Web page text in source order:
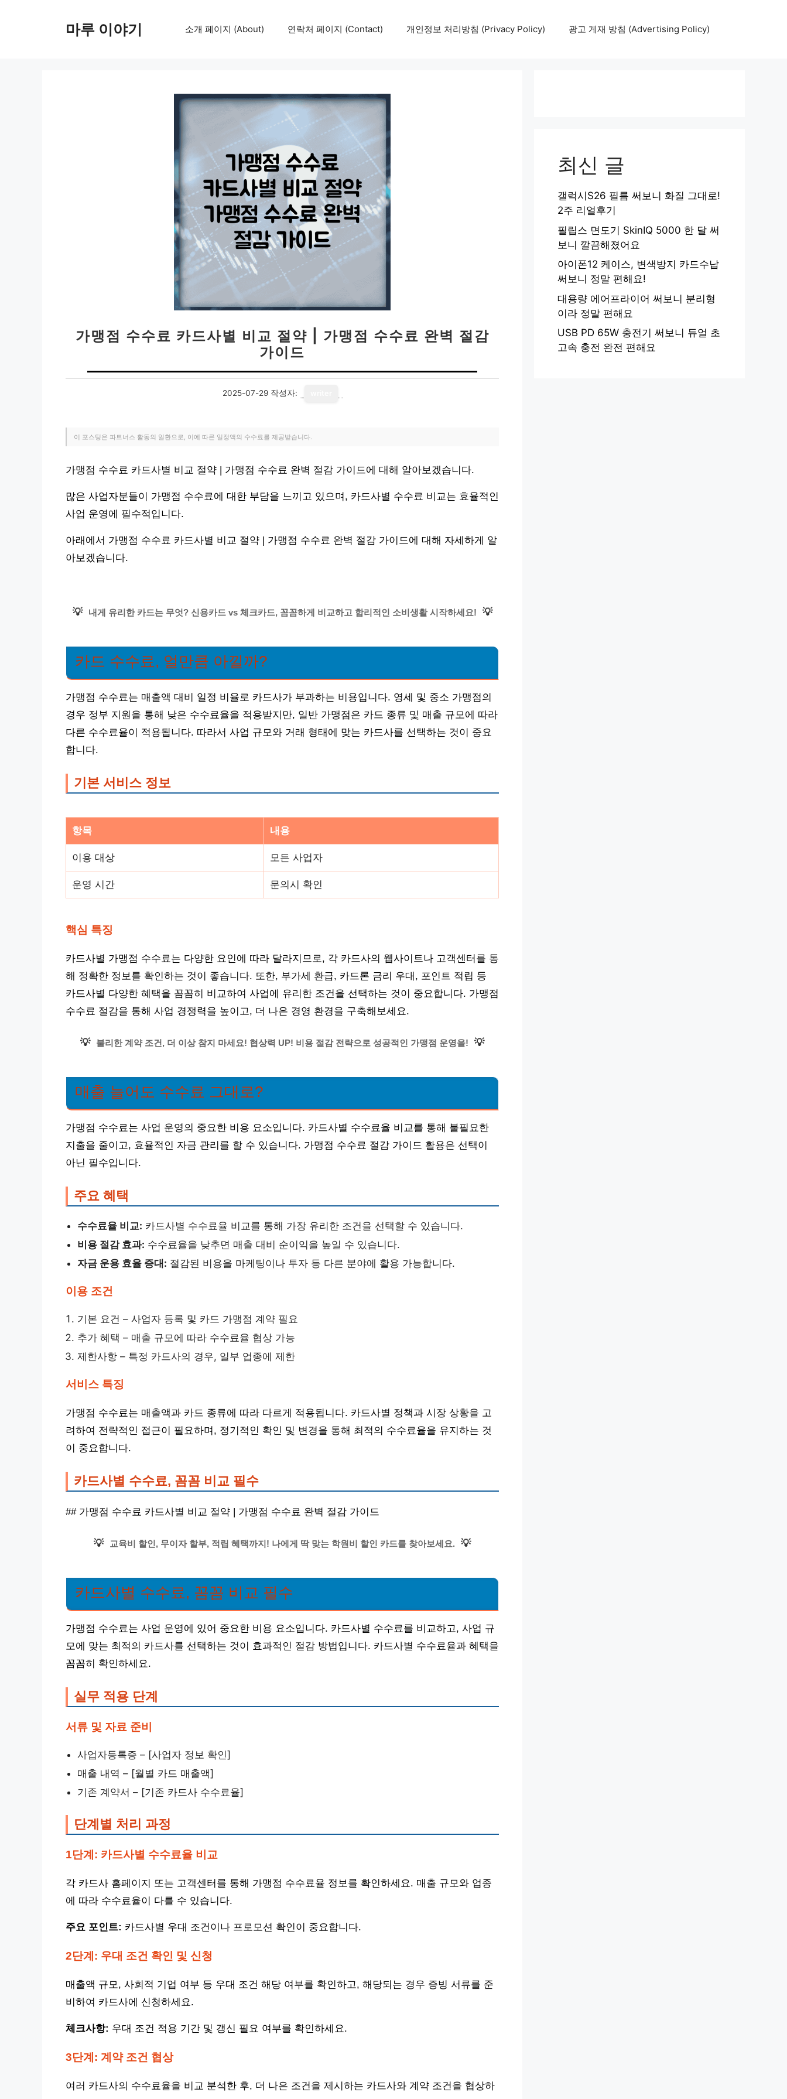
마루 이야기 소개 페이지 (About) 연락처 페이지 (Contact) 개인정보 처리방침 (Privacy Policy) 광고 게재 방침 (Advertising Policy)
가맹점 수수료 카드사별 비교 절약 | 가맹점 수수료 완벽 절감
가이드
2025-07-29 작성자:
이 포스팅은 파트너스 활동의 일환으로, 이에 따른 일정액의 수수료를 제공받습니다.
가맹점 수수료 카드사별 비교 절약 | 가맹점 수수료 완벽 절감 가이드에 대해 알아보겠습니다.
많은 사업자분들이 가맹점 수수료에 대한 부담을 느끼고 있으며, 카드사별 수수료 비교는 효율적인
사업 운영에 필수적입니다.
아래에서 가맹점 수수료 카드사별 비교 절약 | 가맹점 수수료 완벽 절감 가이드에 대해 자세하게 알
아보겠습니다.
💡 내게 유리한 카드는 무엇? 신용카드 vs 체크카드, 꼼꼼하게 비교하고 합리적인 소비생활 시작하세요! 💡
카드 수수료, 얼만큼 아낄까?
가맹점 수수료는 매출액 대비 일정 비율로 카드사가 부과하는 비용입니다. 영세 및 중소 가맹점의
경우 정부 지원을 통해 낮은 수수료율을 적용받지만, 일반 가맹점은 카드 종류 및 매출 규모에 따라
다른 수수료율이 적용됩니다. 따라서 사업 규모와 거래 형태에 맞는 카드사를 선택하는 것이 중요
합니다.
기본 서비스 정보
항목 내용
이용 대상 모든 사업자
운영 시간 문의시 확인
핵심 특징
카드사별 가맹점 수수료는 다양한 요인에 따라 달라지므로, 각 카드사의 웹사이트나 고객센터를 통
해 정확한 정보를 확인하는 것이 좋습니다. 또한, 부가세 환급, 카드론 금리 우대, 포인트 적립 등
카드사별 다양한 혜택을 꼼꼼히 비교하여 사업에 유리한 조건을 선택하는 것이 중요합니다. 가맹점
수수료 절감을 통해 사업 경쟁력을 높이고, 더 나은 경영 환경을 구축해보세요.
💡 불리한 계약 조건, 더 이상 참지 마세요! 협상력 UP! 비용 절감 전략으로 성공적인 가맹점 운영을! 💡
매출 늘어도 수수료 그대로?
가맹점 수수료는 사업 운영의 중요한 비용 요소입니다. 카드사별 수수료율 비교를 통해 불필요한
지출을 줄이고, 효율적인 자금 관리를 할 수 있습니다. 가맹점 수수료 절감 가이드 활용은 선택이
아닌 필수입니다.
주요 혜택
수수료율 비교: 카드사별 수수료율 비교를 통해 가장 유리한 조건을 선택할 수 있습니다.
비용 절감 효과: 수수료율을 낮추면 매출 대비 순이익을 높일 수 있습니다.
자금 운용 효율 증대: 절감된 비용을 마케팅이나 투자 등 다른 분야에 활용 가능합니다.
이용 조건
기본 요건 – 사업자 등록 및 카드 가맹점 계약 필요
추가 혜택 – 매출 규모에 따라 수수료율 협상 가능
제한사항 – 특정 카드사의 경우, 일부 업종에 제한
서비스 특징
가맹점 수수료는 매출액과 카드 종류에 따라 다르게 적용됩니다. 카드사별 정책과 시장 상황을 고
려하여 전략적인 접근이 필요하며, 정기적인 확인 및 변경을 통해 최적의 수수료율을 유지하는 것
이 중요합니다.
카드사별 수수료, 꼼꼼 비교 필수
## 가맹점 수수료 카드사별 비교 절약 | 가맹점 수수료 완벽 절감 가이드
💡 교육비 할인, 무이자 할부, 적립 혜택까지! 나에게 딱 맞는 학원비 할인 카드를 찾아보세요. 💡
카드사별 수수료, 꼼꼼 비교 필수
가맹점 수수료는 사업 운영에 있어 중요한 비용 요소입니다. 카드사별 수수료를 비교하고, 사업 규
모에 맞는 최적의 카드사를 선택하는 것이 효과적인 절감 방법입니다. 카드사별 수수료율과 혜택을
꼼꼼히 확인하세요.
실무 적용 단계
서류 및 자료 준비
사업자등록증 – [사업자 정보 확인]
매출 내역 – [월별 카드 매출액]
기존 계약서 – [기존 카드사 수수료율]
단계별 처리 과정
1단계: 카드사별 수수료율 비교
각 카드사 홈페이지 또는 고객센터를 통해 가맹점 수수료율 정보를 확인하세요. 매출 규모와 업종
에 따라 수수료율이 다를 수 있습니다.
주요 포인트: 카드사별 우대 조건이나 프로모션 확인이 중요합니다.
2단계: 우대 조건 확인 및 신청
매출액 규모, 사회적 기업 여부 등 우대 조건 해당 여부를 확인하고, 해당되는 경우 증빙 서류를 준
비하여 카드사에 신청하세요.
체크사항: 우대 조건 적용 기간 및 갱신 필요 여부를 확인하세요.
3단계: 계약 조건 협상
여러 카드사의 수수료율을 비교 분석한 후, 더 나은 조건을 제시하는 카드사와 계약 조건을 협상하
최신 글
갤럭시S26 필름 써보니 화질 그대로!
2주 리얼후기
필립스 면도기 SkinIQ 5000 한 달 써
보니 깔끔해졌어요
아이폰12 케이스, 변색방지 카드수납
써보니 정말 편해요!
대용량 에어프라이어 써보니 분리형
이라 정말 편해요
USB PD 65W 충전기 써보니 듀얼 초
고속 충전 완전 편해요